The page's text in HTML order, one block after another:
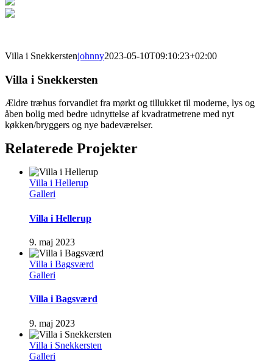
Villa i Snekkerstenjohnny2023-05-10T09:10:23+02:00
Villa i Snekkersten
Ældre træhus forvandlet fra mørkt og tillukket til moderne, lys og
åben bolig med bedre udnyttelse af kvadratmetrene med nyt
køkken/bryggers og nye badeværelser.
Relaterede Projekter
Villa i Hellerup
Galleri
Villa i Hellerup
9. maj 2023
Villa i Bagsværd
Galleri
Villa i Bagsværd
9. maj 2023
Villa i Snekkersten
Galleri